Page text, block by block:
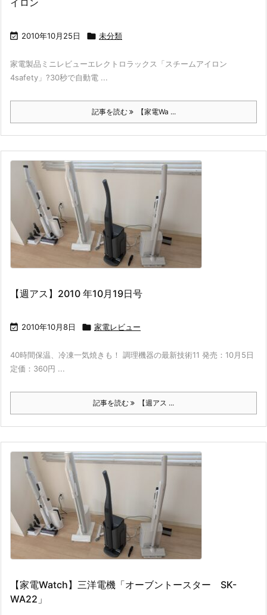
イロン
 2010年10月25日  未分類
家電製品ミニレビューエレクトロラックス「スチームアイロン
4safety」?30秒で自動電 ...
記事を読む 【家電Wa ...
【週アス】2010 年10月19日号
 2010年10月8日  家電レビュー
40時間保温、冷凍一気焼きも！ 調理機器の最新技術11 発売：10月5日
定価：360円 ...
記事を読む 【週アス ...
【家電Watch】三洋電機「オーブントースター SK-
WA22」